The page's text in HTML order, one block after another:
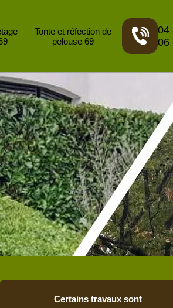
Tonte et réfection de
pelouse 69
04
06
Certains travaux sont